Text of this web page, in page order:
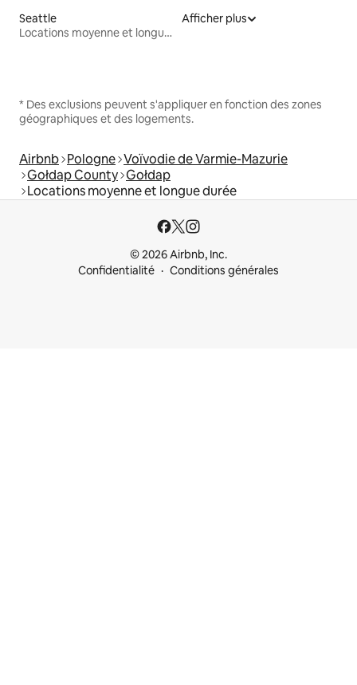
Seattle
Locations moyenne et longue durée
Afficher plus
* Des exclusions peuvent s'appliquer en fonction des zones
géographiques et des logements.
Airbnb Pologne Voïvodie de Varmie-Mazurie
Gołdap County Gołdap
Locations moyenne et longue durée
© 2026 Airbnb, Inc.
Confidentialité
Conditions générales